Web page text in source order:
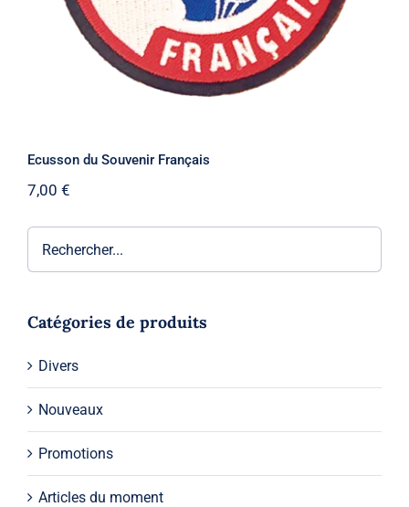
Ecusson du Souvenir Français
7,00 €
Catégories de produits
Divers
Nouveaux
Promotions
Articles du moment